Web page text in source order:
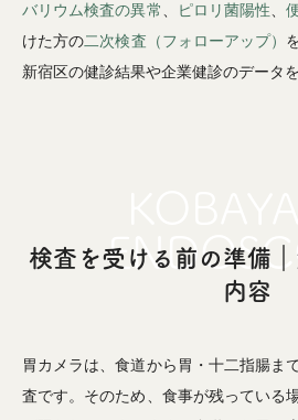
バリウム検査の異常、 ピロリ菌陽性、
けた方の二次検査（フォローアップ）
新宿区の健診結果や企業健診のデータ
検査を受ける前の準備
内容
胃カメラは、食道から胃・十二指腸ま
査です。そのため、食事が残っている